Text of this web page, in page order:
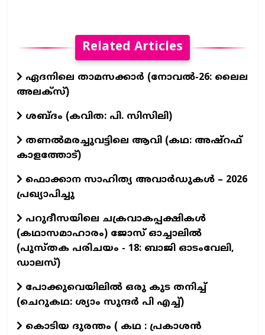
Related Articles
ഏദനിലെ താമസക്കാർ (നോവല്‍-26: ലൈല
അലക്‌സ്)
ശബ്ദം (കവിത: പി. സിസിലി)
തണൽമരച്ചുവട്ടിലെ ആവി (കഥ: അഷ്‌റഫ്
കാളത്തോട്)
ഫൊക്കാന സാഹിത്യ അവാർഡുകൾ – 2026
പ്രഖ്യാപിച്ചു
പറുദീസയിലെ ചക്രവാകപ്പക്ഷികൾ
(കഥാസമാഹാരം) ജോസ് ഓച്ചാലിൽ
(പുസ്തക പരിചയം - 18: ബാജി ഓടംവേലി,
ഡാലസ്)
പോക്കുവെയിലിൽ ഒരു കുട തനിച്ച്
(ചെറുകഥ: ശ്യാം സുന്ദര്‍ പി എച്ച്)
കൊടിയ ദുരന്തം ( കഥ : പ്രകാശൻ